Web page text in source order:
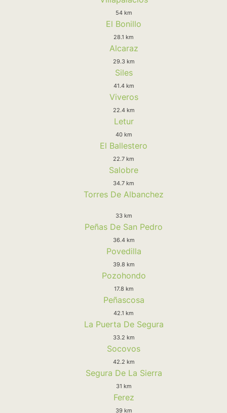
54 km
El Bonillo
28.1 km
Alcaraz
29.3 km
Siles
41.4 km
Viveros
22.4 km
Letur
40 km
El Ballestero
22.7 km
Salobre
34.7 km
Torres De Albanchez
33 km
Peñas De San Pedro
36.4 km
Povedilla
39.8 km
Pozohondo
17.8 km
Peñascosa
42.1 km
La Puerta De Segura
33.2 km
Socovos
42.2 km
Segura De La Sierra
31 km
Ferez
39 km